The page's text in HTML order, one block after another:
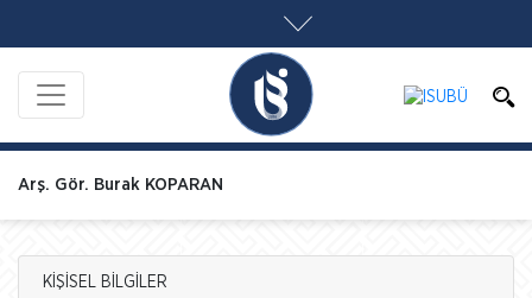
Arş. Gör. Burak KOPARAN
KİŞİSEL BİLGİLER